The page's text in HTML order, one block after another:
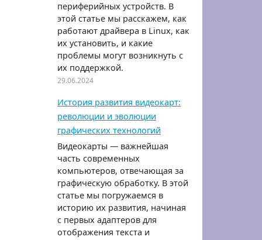
периферийных устройств. В
этой статье мы расскажем, как
работают драйвера в Linux, как
их установить, и какие
проблемы могут возникнуть с
их поддержкой.
29.06.2024
История развития видеокарт:
революции и эволюции
графических технологий
Видеокарты — важнейшая
часть современных
компьютеров, отвечающая за
графическую обработку. В этой
статье мы погружаемся в
историю их развития, начиная
с первых адаптеров для
отображения текста и